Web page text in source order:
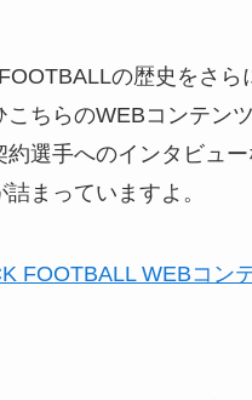
の歴史をさら
こちらのWEBコンテン
約選手へのインタビュ
詰まっていますよ。
FOOTBALL WEBコン